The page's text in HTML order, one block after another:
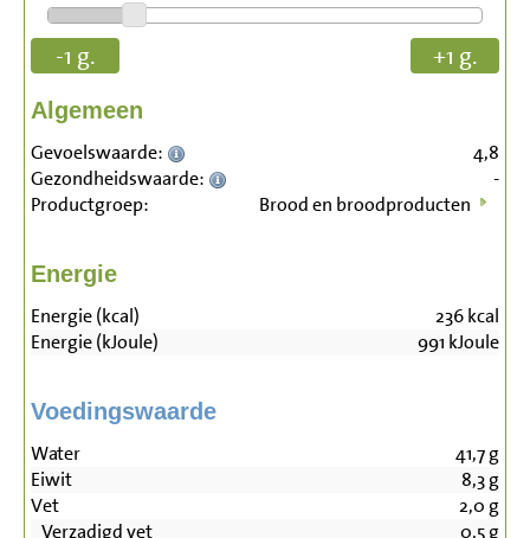
-1 g. +1 g.
Algemeen
Gevoelswaarde:
4,8
Gezondheidswaarde:
-
Productgroep:
Brood en broodproducten
Energie
Energie (kcal) 236kcal
Energie (kJoule)
991 kJoule
Voedingswaarde
Water 41,7g
Eiwit
8,3g
Vet
2,0 g
Verzadigd vet
0,5g